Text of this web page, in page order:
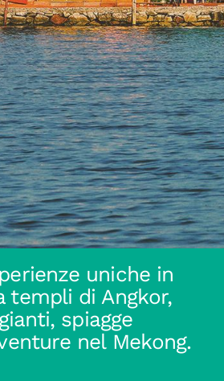
uniche in
templi di Angkor,
spiagge
nel Mekong.